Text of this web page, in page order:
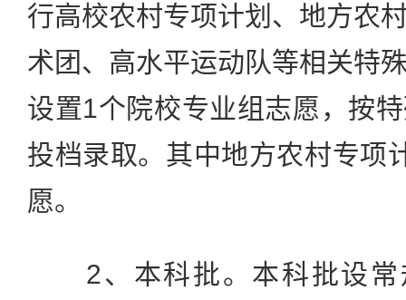
行高校农村专项计划、地方农
术团、高水平运动队等相关特
设置1个院校专业组志愿，按
投档录取。其中地方农村专项
愿。
2、本科批。本科批设常